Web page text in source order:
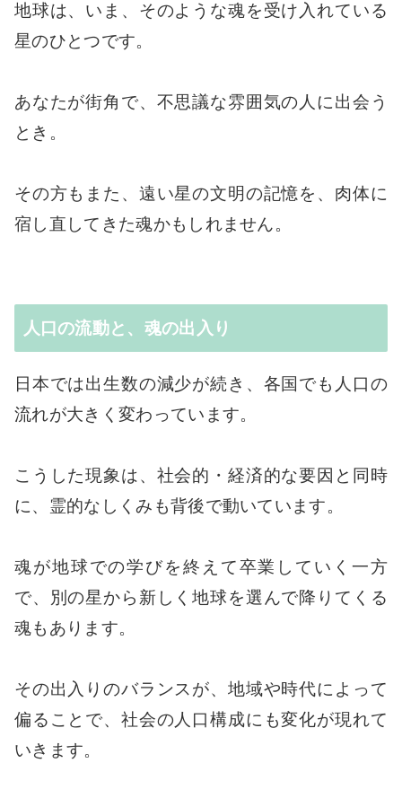
地球は、いま、そのような魂を受け入れている
星のひとつです。
あなたが街角で、不思議な雰囲気の人に出会う
とき。
その方もまた、遠い星の文明の記憶を、肉体に
宿し直してきた魂かもしれません。
人口の流動と、魂の出入り
日本では出生数の減少が続き、各国でも人口の
流れが大きく変わっています。
こうした現象は、社会的・経済的な要因と同時
に、霊的なしくみも背後で動いています。
魂が地球での学びを終えて卒業していく一方
で、別の星から新しく地球を選んで降りてくる
魂もあります。
その出入りのバランスが、地域や時代によって
偏ることで、社会の人口構成にも変化が現れて
いきます。